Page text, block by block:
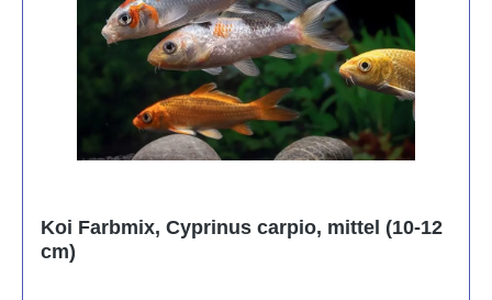
Koi Farbmix, Cyprinus carpio, mittel (10-12
cm)